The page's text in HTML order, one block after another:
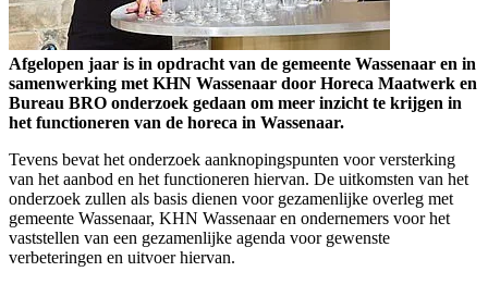
Afgelopen jaar is in opdracht van de gemeente Wassenaar en in
samenwerking met KHN Wassenaar door Horeca Maatwerk en
Bureau BRO onderzoek gedaan om meer inzicht te krijgen in
het functioneren van de horeca in Wassenaar.
Tevens bevat het onderzoek aanknopingspunten voor versterking
van het aanbod en het functioneren hiervan. De uitkomsten van het
onderzoek zullen als basis dienen voor gezamenlijke overleg met
gemeente Wassenaar, KHN Wassenaar en ondernemers voor het
vaststellen van een gezamenlijke agenda voor gewenste
verbeteringen en uitvoer hiervan.